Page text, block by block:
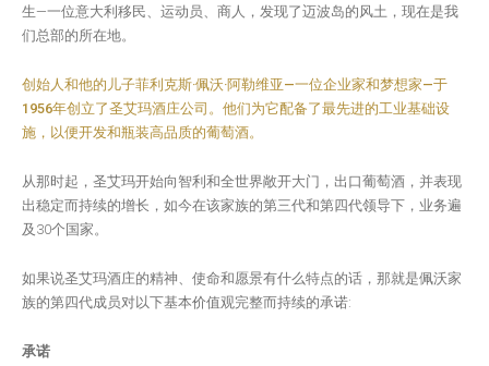
生—一位意大利移民、运动员、商人，发现了迈波岛的风土，现在是我
们总部的所在地。
创始人和他的儿子菲利克斯·佩沃·阿勒维亚—一位企业家和梦想家—于
1956年创立了圣艾玛酒庄公司。他们为它配备了最先进的工业基础设
施，以便开发和瓶装高品质的葡萄酒。
从那时起，圣艾玛开始向智利和全世界敞开大门，出口葡萄酒，并表现
出稳定而持续的增长，如今在该家族的第三代和第四代领导下，业务遍
及30个国家。
如果说圣艾玛酒庄的精神、使命和愿景有什么特点的话，那就是佩沃家
族的第四代成员对以下基本价值观完整而持续的承诺:
承诺